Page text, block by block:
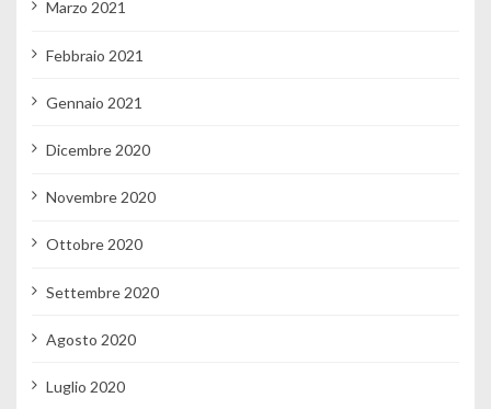
Marzo 2021
Febbraio 2021
Gennaio 2021
Dicembre 2020
Novembre 2020
Ottobre 2020
Settembre 2020
Agosto 2020
Luglio 2020